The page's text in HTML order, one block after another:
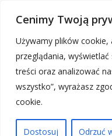
Cenimy Twoją
Używamy plików
przeglądania,
treści oraz analizować
wszystko”, wyrażasz
cookie.
Dostosuj Odrzuć
zastrzeżone.